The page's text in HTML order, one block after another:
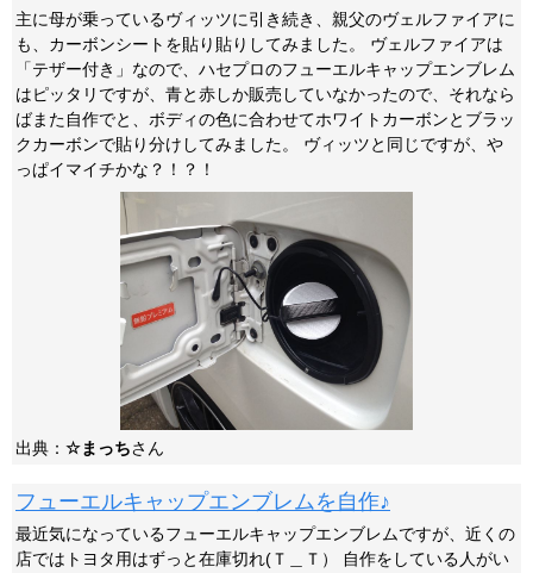
主に母が乗っているヴィッツに引き続き、親父のヴェルファイアに
も、カーボンシートを貼り貼りしてみました。 ヴェルファイアは
「テザー付き」なので、ハセプロのフューエルキャップエンブレム
はピッタリですが、青と赤しか販売していなかったので、それなら
ばまた自作でと、ボディの色に合わせてホワイトカーボンとブラッ
クカーボンで貼り分けしてみました。 ヴィッツと同じですが、や
っぱイマイチかな？！？！
出典： ☆まっちさん
フューエルキャップエンブレムを自作♪
最近気になっているフューエルキャップエンブレムですが、近くの
店ではトヨタ用はずっと在庫切れ(Ｔ＿Ｔ） 自作をしている人がい